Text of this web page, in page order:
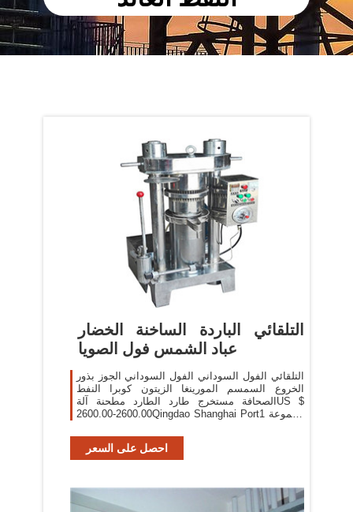
التلقائي الباردة الساخنة الخضار
عباد الشمس فول الصويا
التلقائي الفول السوداني الفول السوداني الجوز بذور
الخروع السمسم المورينغا الزيتون كوبرا النفط
الصحافة مستخرج طارد الطارد مطحنة آلةUS $
2600.00-2600.00Qingdao Shanghai Port1 مجموعة
احصل على السعر